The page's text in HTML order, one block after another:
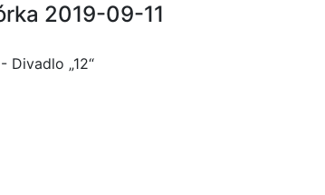
2019-09-11
Divadlo „12“